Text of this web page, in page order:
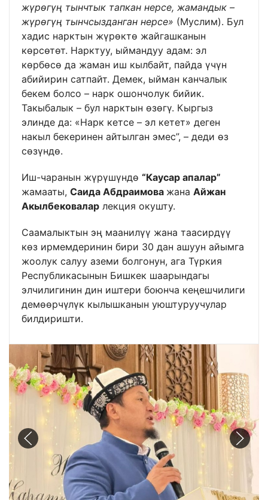
жүрөгүң тынчтык тапкан нерсе, жамандык –
жүрөгүң тынчсызданган нерсе» (Муслим). Бул
хадис нарктын жүрөктө жайгашканын
көрсөтөт. Нарктуу, ыймандуу адам: эл
көрбөсө да жаман иш кылбайт, пайда үчүн
абийирин сатпайт. Демек, ыйман канчалык
бекем болсо – нарк ошончолук бийик.
Такыбалык – бул нарктын өзөгү. Кыргыз
элинде да: «Нарк кетсе – эл кетет» деген
накыл бекеринен айтылган эмес”, – деди өз
сөзүндө.
Иш-чаранын жүрүшүндө “Каусар апалар”
жамааты, Саида Абдраимова жана Айжан
Акылбековалар лекция окушту.
Саамалыктын эң маанилүү жана таасирдүү
көз ирмемдеринин бири 30 дан ашуун айымга
жоолук салуу аземи болгонун, ага Түркия
Республикасынын Бишкек шаарындагы
элчилигинин дин иштери боюнча кеңешчилиги
демөөрчүлүк кылышканын уюштуруучулар
билдиришти.